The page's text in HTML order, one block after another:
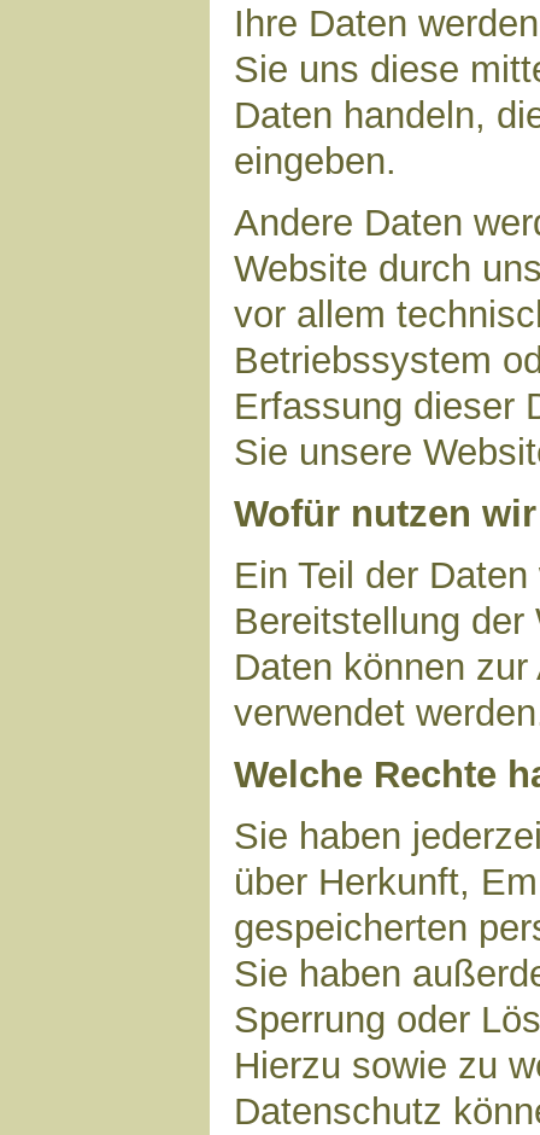
Ihre Daten
Sie uns diese
Daten handeln,
eingeben.
Andere Daten
Website durch
vor allem
Betriebssystem
Erfassung dieser
Sie unsere
Wofür nutzen
Ein Teil der
Bereitstellung der
Daten können
verwendet
Welche Rechte
Sie haben
über Herkunft,
gespeicherten
Sie haben
Sperrung oder
Hierzu sowie zu
Datenschutz